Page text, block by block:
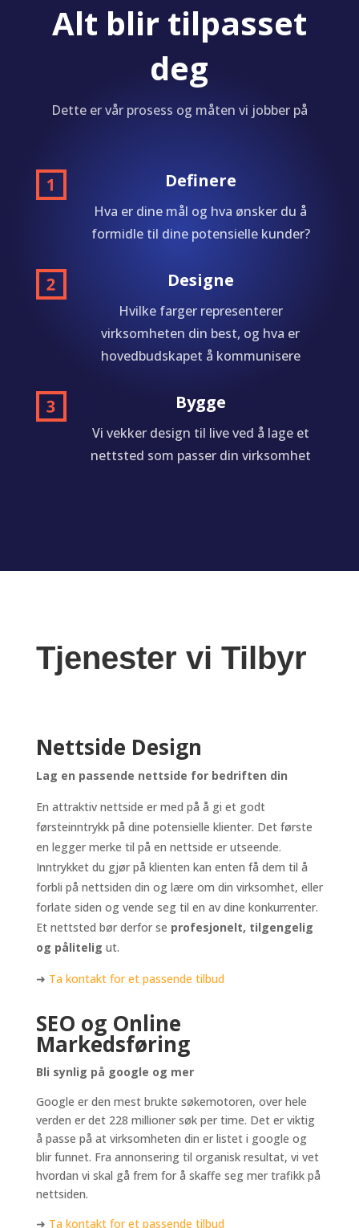
Alt blir tilpasset
deg
Dette er vår prosess og måten vi jobber på
Definere
Hva er dine mål og hva ønsker du å
formidle til dine potensielle kunder?
Designe
Hvilke farger representerer
virksomheten din best, og hva er
hovedbudskapet å kommunisere
Bygge
Vi vekker design til live ved å lage et
nettsted som passer din virksomhet
Tjenester vi Tilbyr
Nettside Design
Lag en passende nettside for bedriften din
En attraktiv nettside er med på å gi et godt
førsteinntrykk på dine potensielle klienter. Det første
en legger merke til på en nettside er utseende.
Inntrykket du gjør på klienten kan enten få dem til å
forbli på nettsiden din og lære om din virksomhet, eller
forlate siden og vende seg til en av dine konkurrenter.
Et nettsted bør derfor se profesjonelt, tilgengelig
og pålitelig ut.
➜ Ta kontakt for et passende tilbud
SEO og Online
Markedsføring
Bli synlig på google og mer
Google er den mest brukte søkemotoren, over hele
verden er det 228 millioner søk per time. Det er viktig
å passe på at virksomheten din er listet i google og
blir funnet. Fra annonsering til organisk resultat, vi vet
hvordan vi skal gå frem for å skaffe seg mer trafikk på
nettsiden.
➜ Ta kontakt for et passende tilbud